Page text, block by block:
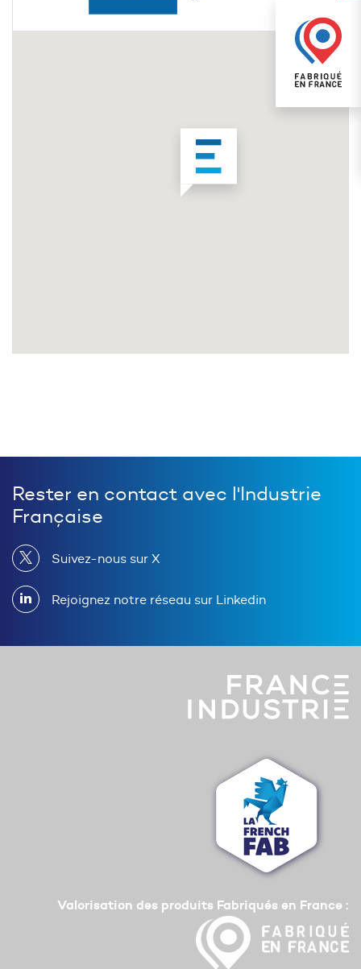
Rester en contact avec l'Industrie
Française
Suivez-nous sur X
Rejoignez notre réseau sur Linkedin
Valorisation des produits Fabriqués en France :